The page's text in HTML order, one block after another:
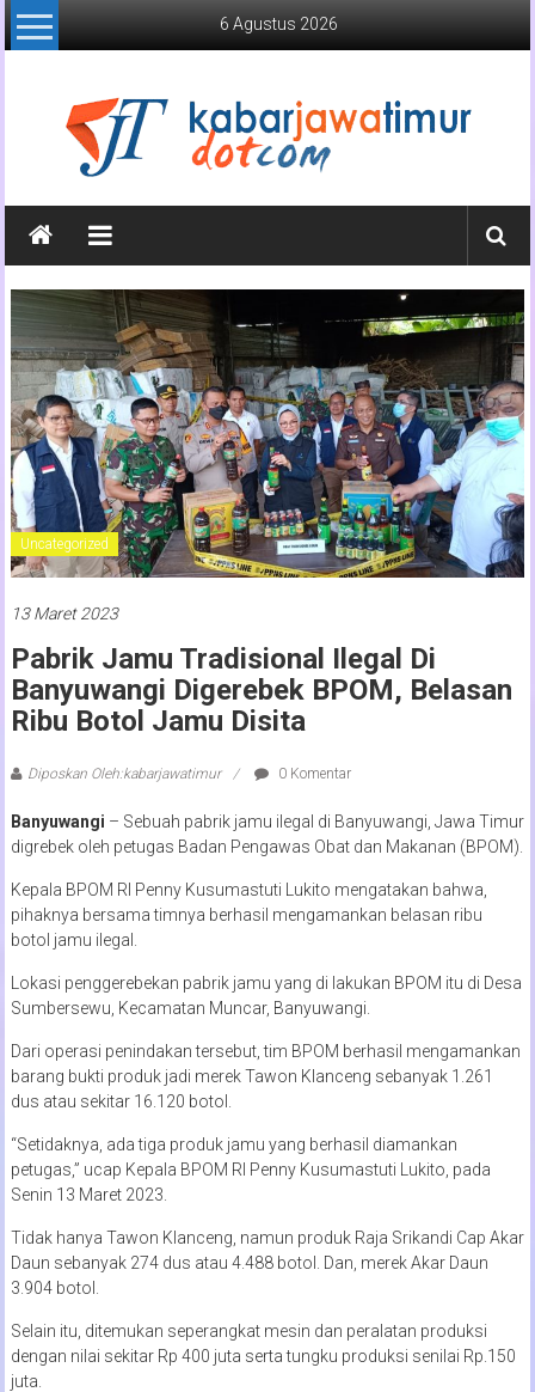
Lompat
ke
6 Agustus 2026
Kabar
Jawa
Timur
Media
Online
Jawa
Timur
Uncategorized
13 Maret 2023
Pabrik Jamu Tradisional Ilegal Di
Banyuwangi Digerebek BPOM, Belasan
Ribu Botol Jamu Disita
Diposkan Oleh:kabarjawatimur 0 Komentar
Banyuwangi – Sebuah pabrik jamu ilegal di Banyuwangi, Jawa Timur
digrebek oleh petugas Badan Pengawas Obat dan Makanan (BPOM).
Kepala BPOM RI Penny Kusumastuti Lukito mengatakan bahwa,
pihaknya bersama timnya berhasil mengamankan belasan ribu
botol jamu ilegal.
Lokasi penggerebekan pabrik jamu yang di lakukan BPOM itu di Desa
Sumbersewu, Kecamatan Muncar, Banyuwangi.
Dari operasi penindakan tersebut, tim BPOM berhasil mengamankan
barang bukti produk jadi merek Tawon Klanceng sebanyak 1.261
dus atau sekitar 16.120 botol.
“Setidaknya, ada tiga produk jamu yang berhasil diamankan
petugas,” ucap Kepala BPOM RI Penny Kusumastuti Lukito, pada
Senin 13 Maret 2023.
Tidak hanya Tawon Klanceng, namun produk Raja Srikandi Cap Akar
Daun sebanyak 274 dus atau 4.488 botol. Dan, merek Akar Daun
3.904 botol.
Selain itu, ditemukan seperangkat mesin dan peralatan produksi
dengan nilai sekitar Rp 400 juta serta tungku produksi senilai Rp.150
juta.